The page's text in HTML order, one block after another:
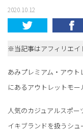
2020.10.12
※当記事はアフィリエイ
あみプレミアム・アウ
にあるアウトレットモー
人気のカジュアルスポ
イキブランドを扱うシ